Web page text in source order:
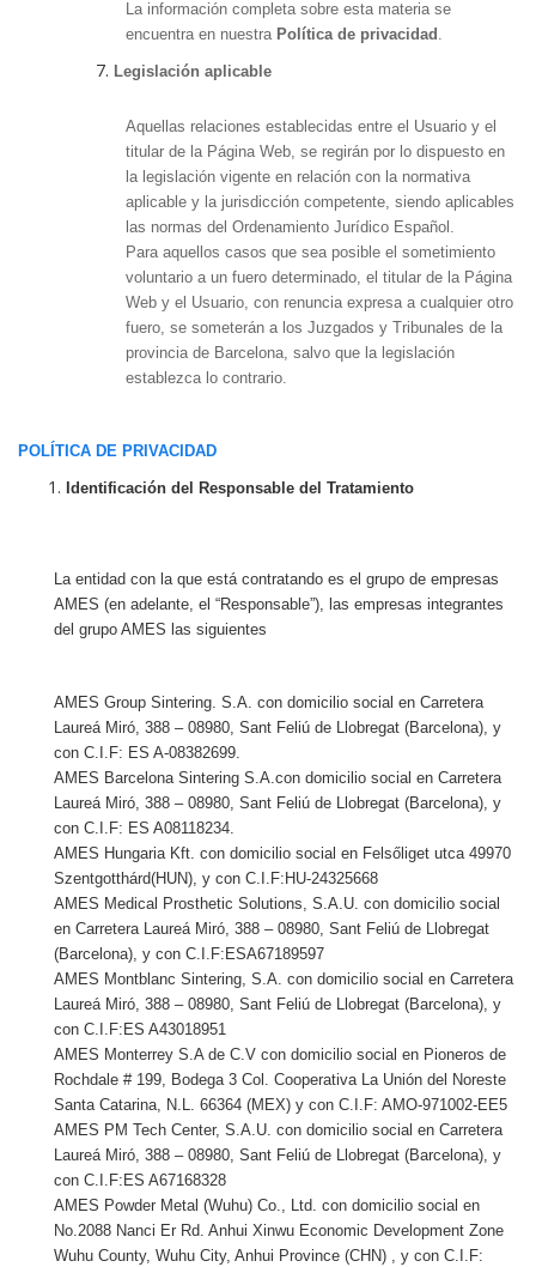
La información completa sobre esta materia se
encuentra en nuestra Política de privacidad .
Legislación aplicable
Aquellas relaciones establecidas entre el Usuario y el
titular de la Página Web, se regirán por lo dispuesto en
la legislación vigente en relación con la normativa
aplicable y la jurisdicción competente, siendo aplicables
las normas del Ordenamiento Jurídico Español.
Para aquellos casos que sea posible el sometimiento
voluntario a un fuero determinado, el titular de la Página
Web y el Usuario, con renuncia expresa a cualquier otro
fuero, se someterán a los Juzgados y Tribunales de la
provincia de Barcelona, salvo que la legislación
establezca lo contrario.
POLÍTICA DE PRIVACIDAD
Identificación del Responsable del Tratamiento
La entidad con la que está contratando es el grupo de empresas
AMES (en adelante, el “Responsable”), las empresas integrantes
del grupo AMES las siguientes
AMES Group Sintering. S.A. con domicilio social en Carretera
Laureá Miró, 388 – 08980, Sant Feliú de Llobregat (Barcelona), y
con C.I.F: ES A-08382699.
AMES Barcelona Sintering S.A.con domicilio social en Carretera
Laureá Miró, 388 – 08980, Sant Feliú de Llobregat (Barcelona), y
con C.I.F: ES A08118234.
AMES Hungaria Kft. con domicilio social en Felsőliget utca 49970
Szentgotthárd(HUN), y con C.I.F:HU-24325668
AMES Medical Prosthetic Solutions, S.A.U. con domicilio social
en Carretera Laureá Miró, 388 – 08980, Sant Feliú de Llobregat
(Barcelona), y con C.I.F:ESA67189597
AMES Montblanc Sintering, S.A. con domicilio social en Carretera
Laureá Miró, 388 – 08980, Sant Feliú de Llobregat (Barcelona), y
con C.I.F:ES A43018951
AMES Monterrey S.A de C.V con domicilio social en Pioneros de
Rochdale # 199, Bodega 3 Col. Cooperativa La Unión del Noreste
Santa Catarina, N.L. 66364 (MEX) y con C.I.F: AMO-971002-EE5
AMES PM Tech Center, S.A.U. con domicilio social en Carretera
Laureá Miró, 388 – 08980, Sant Feliú de Llobregat (Barcelona), y
con C.I.F:ES A67168328
AMES Powder Metal (Wuhu) Co., Ltd. con domicilio social en
No.2088 Nanci Er Rd. Anhui Xinwu Economic Development Zone
Wuhu County, Wuhu City, Anhui Province (CHN) , y con C.I.F: